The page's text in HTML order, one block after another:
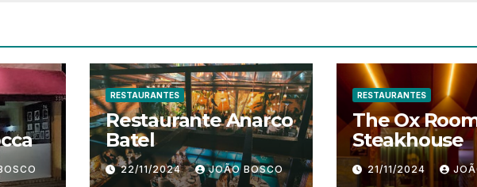
RESTAURANTES
Restaurante Anarco
Batel
22/11/2024 JOÃO BOSCO
RESTAURANTES
The Ox
Steakhouse
21/11/2024